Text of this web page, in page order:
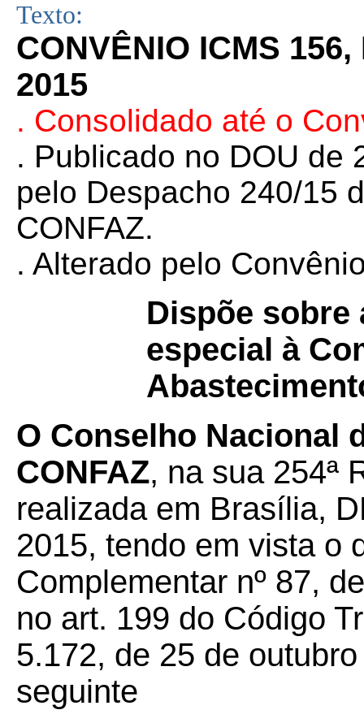
Texto:
CONVÊNIO ICMS
2015
. Consolidado até o
. Publicado no DOU de
pelo Despacho 240/15
CONFAZ.
. Alterado pelo
Dispõe sobre
especial à
O Conselho Nacional
CONFAZ, na sua 254ª
realizada em Brasília,
2015, tendo em vista o
Complementar nº 87,
no art. 199 do Código
5.172, de 25 de
seguinte